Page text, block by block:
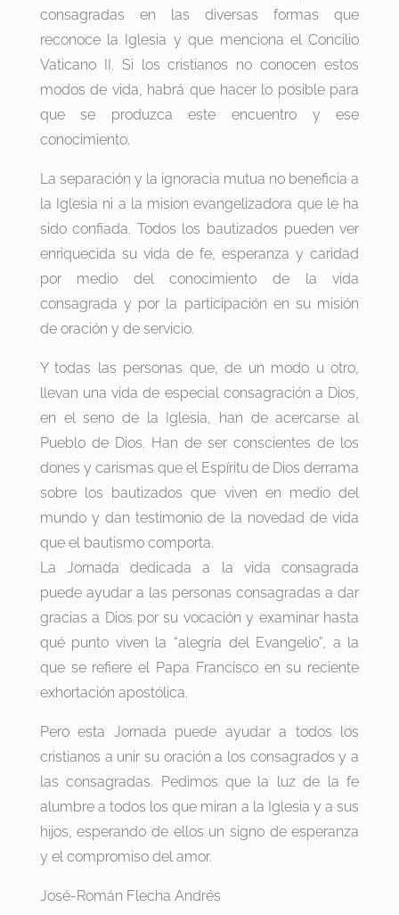
consagradas en las diversas formas que
reconoce la Iglesia y que menciona el Concilio
Vaticano II. Si los cristianos no conocen estos
modos de vida, habrá que hacer lo posible para
que se produzca este encuentro y ese
conocimiento.
La separación y la ignoracia mutua no beneficia a
la Iglesia ni a la mision evangelizadora que le ha
sido confiada. Todos los bautizados pueden ver
enriquecida su vida de fe, esperanza y caridad
por medio del conocimiento de la vida
consagrada y por la participación en su misión
de oración y de servicio.
Y todas las personas que, de un modo u otro,
llevan una vida de especial consagración a Dios,
en el seno de la Iglesia, han de acercarse al
Pueblo de Dios. Han de ser conscientes de los
dones y carismas que el Espíritu de Dios derrama
sobre los bautizados que viven en medio del
mundo y dan testimonio de la novedad de vida
que el bautismo comporta.
La Jornada dedicada a la vida consagrada
puede ayudar a las personas consagradas a dar
gracias a Dios por su vocación y examinar hasta
qué punto viven la “alegría del Evangelio”, a la
que se refiere el Papa Francisco en su reciente
exhortación apostólica.
Pero esta Jornada puede ayudar a todos los
cristianos a unir su oración a los consagrados y a
las consagradas. Pedimos que la luz de la fe
alumbre a todos los que miran a la Iglesia y a sus
hijos, esperando de ellos un signo de esperanza
y el compromiso del amor.
José-Román Flecha Andrés